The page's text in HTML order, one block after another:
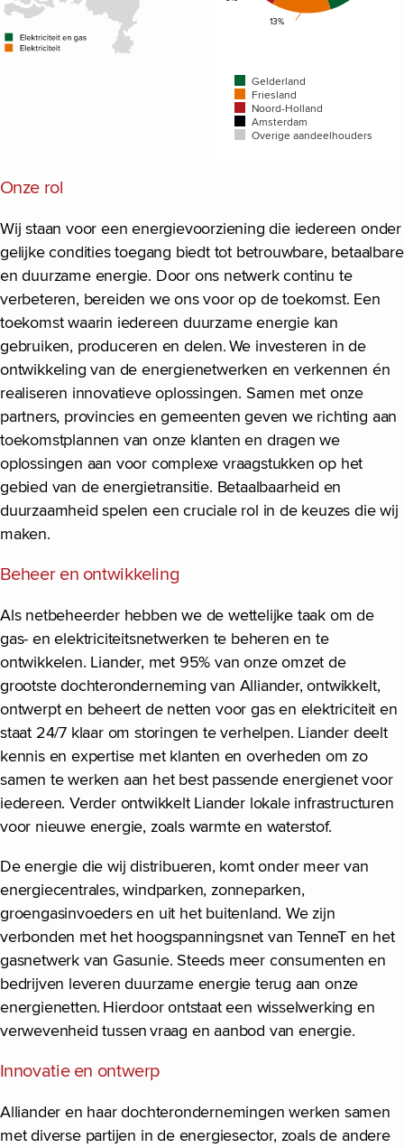
13%
Gelderland
Friesland
Noord-Holland
Amsterdam
Overige aandeelhouders
Onze rol
Wij staan voor een energievoorziening die iedereen onder
gelijke condities toegang biedt tot betrouwbare, betaalbare
en duurzame energie. Door ons netwerk continu te
verbeteren, bereiden we ons voor op de toekomst. Een
toekomst waarin iedereen duurzame energie kan
gebruiken, produceren en delen. We investeren in de
ontwikkeling van de energienetwerken en verkennen én
realiseren innovatieve oplossingen. Samen met onze
partners, provincies en gemeenten geven we richting aan
toekomstplannen van onze klanten en dragen we
oplossingen aan voor complexe vraagstukken op het
gebied van de energietransitie. Betaalbaarheid en
duurzaamheid spelen een cruciale rol in de keuzes die wij
maken.
Beheer en ontwikkeling
Als netbeheerder hebben we de wettelijke taak om de
gas- en elektriciteitsnetwerken te beheren en te
ontwikkelen. Liander, met 95% van onze omzet de
grootste dochteronderneming van Alliander, ontwikkelt,
ontwerpt en beheert de netten voor gas en elektriciteit en
staat 24/7 klaar om storingen te verhelpen. Liander deelt
kennis en expertise met klanten en overheden om zo
samen te werken aan het best passende energienet voor
iedereen. Verder ontwikkelt Liander lokale infrastructuren
voor nieuwe energie, zoals warmte en waterstof.
De energie die wij distribueren, komt onder meer van
energiecentrales, windparken, zonneparken,
groengasinvoeders en uit het buitenland. We zijn
verbonden met het hoogspanningsnet van TenneT en het
gasnetwerk van Gasunie. Steeds meer consumenten en
bedrijven leveren duurzame energie terug aan onze
energienetten. Hierdoor ontstaat een wisselwerking en
verwevenheid tussen vraag en aanbod van energie.
Innovatie en ontwerp
Alliander en haar dochterondernemingen werken samen
met diverse partijen in de energiesector, zoals de andere